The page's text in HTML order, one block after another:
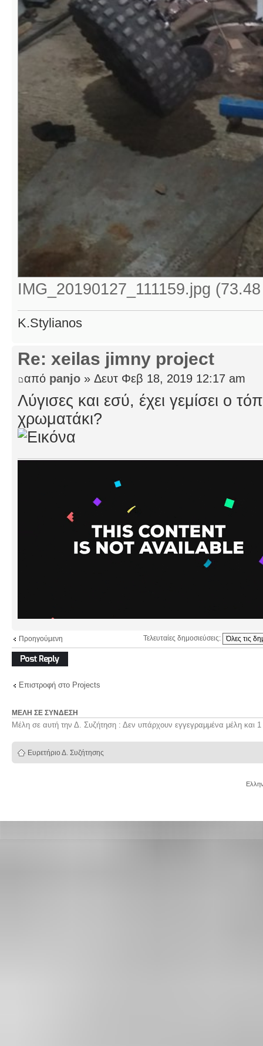
IMG_20190127_111159.jpg
K.Stylianos
Re: xeilas jimny project
από panjo » Δευτ Φεβ 18, 2019 12:17 am
Λύγισες και εσύ, έχει γεμίσει ο
χρωματάκι?
Προηγούμενη Τελευταίες δημοσιεύσεις:
Δημιουργία
απάντησης
Επιστροφή στο Projects
ΜΈΛΗ ΣΕ ΣΎΝΔΕΣΗ
Μέλη σε αυτή την Δ. Συζήτηση : Δεν υπάρχουν εγγεγραμμένα μέλη και 1
Ευρετήριο Δ. Συζήτησης